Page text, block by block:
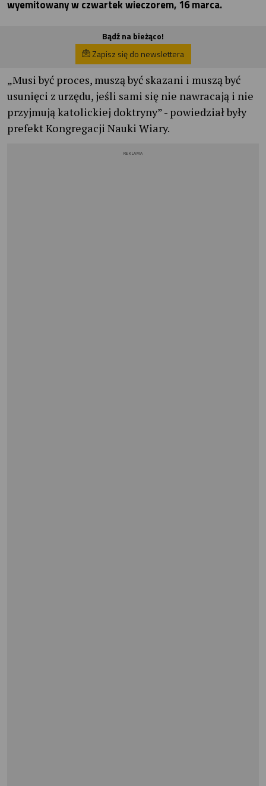
wyemitowany w czwartek wieczorem, 16 marca.
Bądź na bieżąco!
Zapisz się do newslettera
„Musi być proces, muszą być skazani i muszą być
usunięci z urzędu, jeśli sami się nie nawracają i nie
przyjmują katolickiej doktryny” - powiedział były
prefekt Kongregacji Nauki Wiary.
REKLAMA